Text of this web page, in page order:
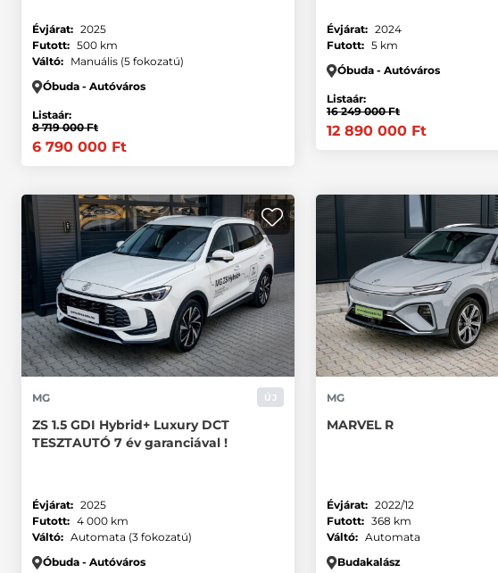
Évjárat: 2025
Futott: 500 km
Váltó: Manuális (5 fokozatú)
Óbuda - Autóváros
Listaár:
8 719 000 Ft
6 790 000 Ft
Évjárat: 2024
Futott: 5 km
Óbuda - Autóváros
Listaár:
16 249 000 Ft
12 890 000 Ft
ÚJ
MG
ZS 1.5 GDI Hybrid+ Luxury DCT
TESZTAUTÓ 7 év garanciával !
Évjárat: 2025
Futott: 4 000 km
Váltó: Automata (3 fokozatú)
Óbuda - Autóváros
MG
MARVEL R
Évjárat: 2022/12
Futott: 368 km
Váltó: Automata
Budakalász